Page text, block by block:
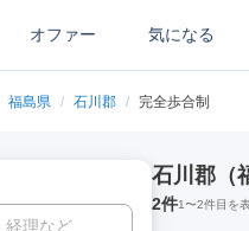
オファー 気になる
福島県 / 石川郡 / 完全歩合制
石川郡（
2件1〜2件目を